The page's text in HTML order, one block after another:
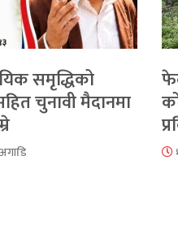
समृद्धिको
चुनावी मैदानमा